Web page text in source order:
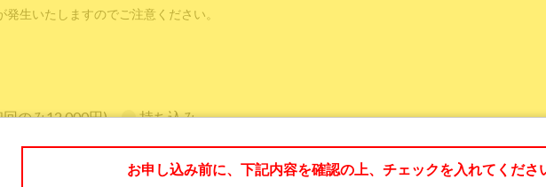
発生いたしますのでご注意ください。
回のみ12,000円) 持ち込み
団、掛け布団カバー、ブランケット、枕、枕カバー、ベッドパッド、シーツの7点)
】各ベッドに備え付けのマットレスに直接寝ることはできません。 必ずベッドパッド を敷き、シーツをご使用
お申し込み前に、下記内容を確認の上、チェックを入れてくださ